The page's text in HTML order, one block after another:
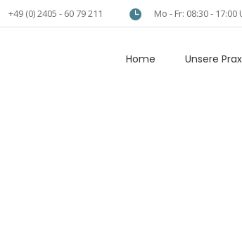
+49 (0) 2405 - 60 79 211 Mo - Fr: 08:30 - 17:00
Home Unsere